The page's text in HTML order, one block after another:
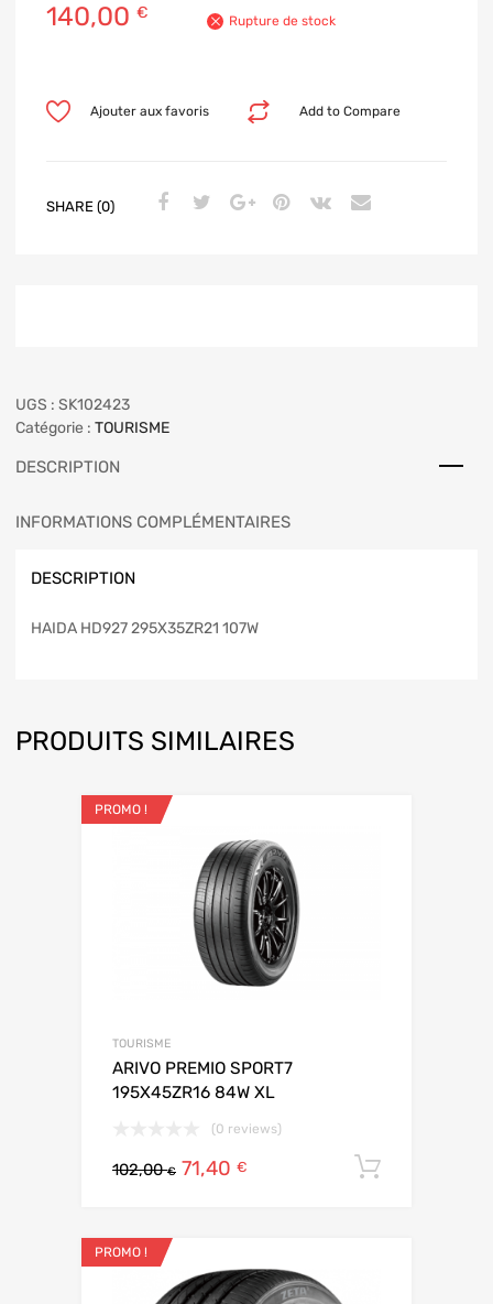
140,00 € Rupture de stock
Add to Compare
Ajouter aux favoris
SHARE (0)
UGS : SK102423
Catégorie : TOURISME
DESCRIPTION
INFORMATIONS COMPLÉMENTAIRES
DESCRIPTION
HAIDA HD927 295X35ZR21 107W
PRODUITS SIMILAIRES
PROMO !
TOURISME
ARIVO PREMIO SPORT7
195X45ZR16 84W XL
(0 reviews)
102,00€ 71,40 €
PROMO !